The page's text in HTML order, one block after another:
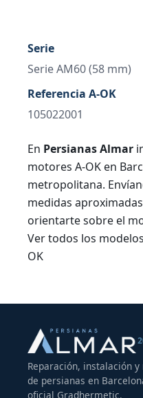
Serie
Serie AM60(58 mm)
Referencia A-OK
105022001
En Persianas Almar
motores A-OK en
metropolitana.
medidas
orientarte sobre el
Ver todos los
OK
Reparación, instalación
de persianas en
oficial Gradhermetic.